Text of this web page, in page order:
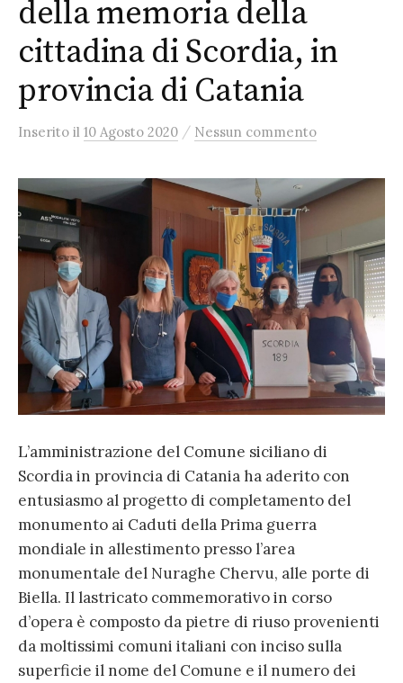
della memoria della
cittadina di Scordia, in
provincia di Catania
Inserito il 10 Agosto 2020 / Nessun commento
L’amministrazione del Comune siciliano di
Scordia in provincia di Catania ha aderito con
entusiasmo al progetto di completamento del
monumento ai Caduti della Prima guerra
mondiale in allestimento presso l’area
monumentale del Nuraghe Chervu, alle porte di
Biella. Il lastricato commemorativo in corso
d’opera è composto da pietre di riuso provenienti
da moltissimi comuni italiani con inciso sulla
superficie il nome del Comune e il numero dei